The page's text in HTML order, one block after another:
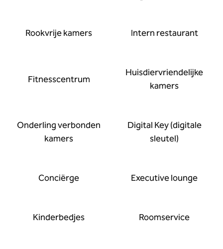
Rookvrije kamers Intern restaurant
Fitness­centrum
Huisdier­vriendelijke
kamers
Onderling verbonden
kamers
Digital Key (digitale
sleutel)
Conciërge Executive lounge
Kinderbedjes Roomservice